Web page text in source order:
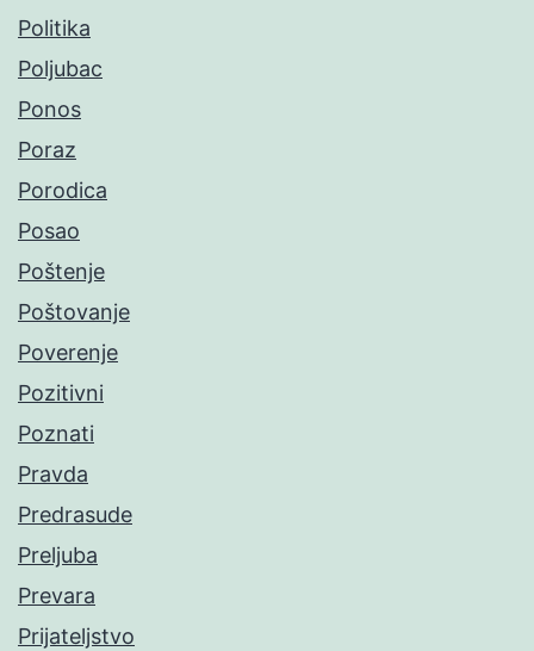
Politika
Poljubac
Ponos
Poraz
Porodica
Posao
Poštenje
Poštovanje
Poverenje
Pozitivni
Poznati
Pravda
Predrasude
Preljuba
Prevara
Prijateljstvo